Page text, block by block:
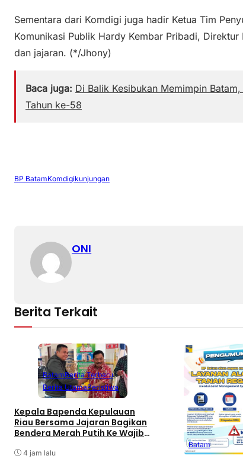
Sementara dari Komdigi juga hadir Ketua Tim
Komunikasi Publik Hardy Kembar Pribadi,
dan jajaran. (*/Jhony)
Baca juga: Di Balik Kesibukan Memimpin
Tahun ke-58
BP BatamKomdigikunjungan
ONI
Berita Terkait
BatamBerita Terbaru
Berita UtamaPeristiwa
Kepala Bapenda Kepulauan
Riau Bersama Jajaran Bagikan
Bendera Merah Putih Ke Wajib
Kantor Samsat
4 jam lalu
Batam